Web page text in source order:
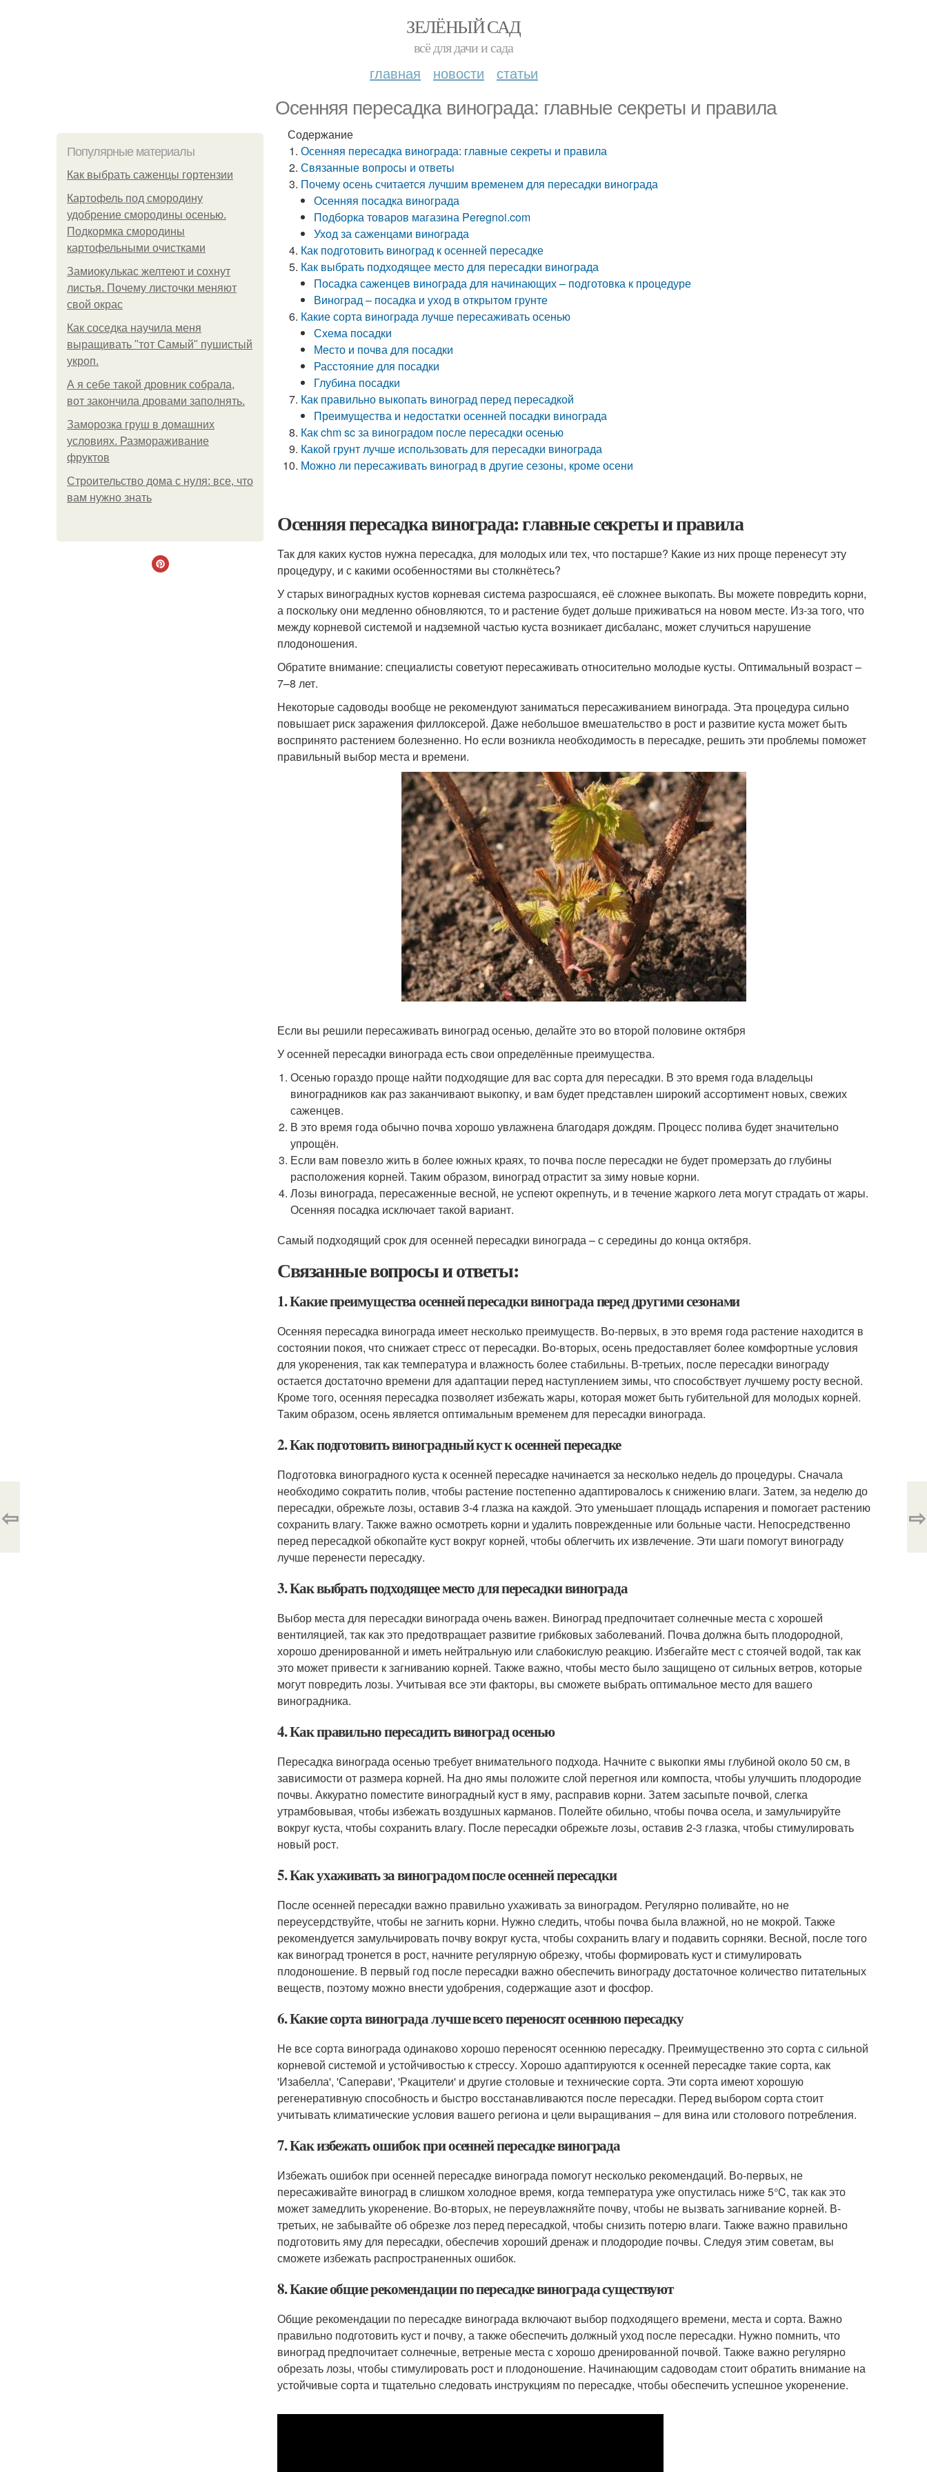
ЗЕЛЁНЫЙ САД
всё для дачи и сада
главная новости статьи
Осенняя пересадка винограда: главные секреты и правила
Популярные материалы
Как выбрать саженцы гортензии
Картофель под смородину
удобрение смородины осенью.
Подкормка смородины
картофельными очистками
Замиокулькас желтеют и сохнут
листья. Почему листочки меняют
свой окрас
Как соседка научила меня
выращивать "тот Самый" пушистый
укроп.
А я себе такой дровник собрала,
вот закончила дровами заполнять.
Заморозка груш в домашних
условиях. Размораживание
фруктов
Строительство дома с нуля: все, что
вам нужно знать
Содержание
Осенняя пересадка винограда: главные секреты и правила
Связанные вопросы и ответы
Почему осень считается лучшим временем для пересадки винограда
Осенняя посадка винограда
Подборка товаров магазина Peregnoi.com
Уход за саженцами винограда
Как подготовить виноград к осенней пересадке
Как выбрать подходящее место для пересадки винограда
Посадка саженцев винограда для начинающих – подготовка к процедуре
Виноград – посадка и уход в открытом грунте
Какие сорта винограда лучше пересаживать осенью
Схема посадки
Место и почва для посадки
Расстояние для посадки
Глубина посадки
Как правильно выкопать виноград перед пересадкой
Преимущества и недостатки осенней посадки винограда
Как chm sc за виноградом после пересадки осенью
Какой грунт лучше использовать для пересадки винограда
Можно ли пересаживать виноград в другие сезоны, кроме осени
Осенняя пересадка винограда: главные секреты и правила
Так для каких кустов нужна пересадка, для молодых или тех, что постарше? Какие из них проще перенесут эту
процедуру, и с какими особенностями вы столкнётесь?
У старых виноградных кустов корневая система разросшаяся, её сложнее выкопать. Вы можете повредить корни,
а поскольку они медленно обновляются, то и растение будет дольше приживаться на новом месте. Из-за того, что
между корневой системой и надземной частью куста возникает дисбаланс, может случиться нарушение
плодоношения.
Обратите внимание: специалисты советуют пересаживать относительно молодые кусты. Оптимальный возраст –
7–8 лет.
Некоторые садоводы вообще не рекомендуют заниматься пересаживанием винограда. Эта процедура сильно
повышает риск заражения филлоксерой. Даже небольшое вмешательство в рост и развитие куста может быть
воспринято растением болезненно. Но если возникла необходимость в пересадке, решить эти проблемы поможет
правильный выбор места и времени.
Если вы решили пересаживать виноград осенью, делайте это во второй половине октября
У осенней пересадки винограда есть свои определённые преимущества.
Осенью гораздо проще найти подходящие для вас сорта для пересадки. В это время года владельцы
виноградников как раз заканчивают выкопку, и вам будет представлен широкий ассортимент новых, свежих
саженцев.
В это время года обычно почва хорошо увлажнена благодаря дождям. Процесс полива будет значительно
упрощён.
Если вам повезло жить в более южных краях, то почва после пересадки не будет промерзать до глубины
расположения корней. Таким образом, виноград отрастит за зиму новые корни.
Лозы винограда, пересаженные весной, не успеют окрепнуть, и в течение жаркого лета могут страдать от жары.
Осенняя посадка исключает такой вариант.
Самый подходящий срок для осенней пересадки винограда – с середины до конца октября.
Связанные вопросы и ответы:
1. Какие преимущества осенней пересадки винограда перед другими сезонами
Осенняя пересадка винограда имеет несколько преимуществ. Во-первых, в это время года растение находится в
состоянии покоя, что снижает стресс от пересадки. Во-вторых, осень предоставляет более комфортные условия
для укоренения, так как температура и влажность более стабильны. В-третьих, после пересадки винограду
остается достаточно времени для адаптации перед наступлением зимы, что способствует лучшему росту весной.
Кроме того, осенняя пересадка позволяет избежать жары, которая может быть губительной для молодых корней.
Таким образом, осень является оптимальным временем для пересадки винограда.
2. Как подготовить виноградный куст к осенней пересадке
Подготовка виноградного куста к осенней пересадке начинается за несколько недель до процедуры. Сначала
необходимо сократить полив, чтобы растение постепенно адаптировалось к снижению влаги. Затем, за неделю до
пересадки, обрежьте лозы, оставив 3-4 глазка на каждой. Это уменьшает площадь испарения и помогает растению
сохранить влагу. Также важно осмотреть корни и удалить поврежденные или больные части. Непосредственно
перед пересадкой обкопайте куст вокруг корней, чтобы облегчить их извлечение. Эти шаги помогут винограду
лучше перенести пересадку.
3. Как выбрать подходящее место для пересадки винограда
Выбор места для пересадки винограда очень важен. Виноград предпочитает солнечные места с хорошей
вентиляцией, так как это предотвращает развитие грибковых заболеваний. Почва должна быть плодородной,
хорошо дренированной и иметь нейтральную или слабокислую реакцию. Избегайте мест с стоячей водой, так как
это может привести к загниванию корней. Также важно, чтобы место было защищено от сильных ветров, которые
могут повредить лозы. Учитывая все эти факторы, вы сможете выбрать оптимальное место для вашего
виноградника.
4. Как правильно пересадить виноград осенью
Пересадка винограда осенью требует внимательного подхода. Начните с выкопки ямы глубиной около 50 см, в
зависимости от размера корней. На дно ямы положите слой перегноя или компоста, чтобы улучшить плодородие
почвы. Аккуратно поместите виноградный куст в яму, расправив корни. Затем засыпьте почвой, слегка
утрамбовывая, чтобы избежать воздушных карманов. Полейте обильно, чтобы почва осела, и замульчируйте
вокруг куста, чтобы сохранить влагу. После пересадки обрежьте лозы, оставив 2-3 глазка, чтобы стимулировать
новый рост.
5. Как ухаживать за виноградом после осенней пересадки
После осенней пересадки важно правильно ухаживать за виноградом. Регулярно поливайте, но не
переусердствуйте, чтобы не загнить корни. Нужно следить, чтобы почва была влажной, но не мокрой. Также
рекомендуется замульчировать почву вокруг куста, чтобы сохранить влагу и подавить сорняки. Весной, после того
как виноград тронется в рост, начните регулярную обрезку, чтобы формировать куст и стимулировать
плодоношение. В первый год после пересадки важно обеспечить винограду достаточное количество питательных
веществ, поэтому можно внести удобрения, содержащие азот и фосфор.
6. Какие сорта винограда лучше всего переносят осеннюю пересадку
Не все сорта винограда одинаково хорошо переносят осеннюю пересадку. Преимущественно это сорта с сильной
корневой системой и устойчивостью к стрессу. Хорошо адаптируются к осенней пересадке такие сорта, как
'Изабелла', 'Саперави', 'Ркацители' и другие столовые и технические сорта. Эти сорта имеют хорошую
регенеративную способность и быстро восстанавливаются после пересадки. Перед выбором сорта стоит
учитывать климатические условия вашего региона и цели выращивания – для вина или столового потребления.
7. Как избежать ошибок при осенней пересадке винограда
Избежать ошибок при осенней пересадке винограда помогут несколько рекомендаций. Во-первых, не
пересаживайте виноград в слишком холодное время, когда температура уже опустилась ниже 5°C, так как это
может замедлить укоренение. Во-вторых, не переувлажняйте почву, чтобы не вызвать загнивание корней. В-
третьих, не забывайте об обрезке лоз перед пересадкой, чтобы снизить потерю влаги. Также важно правильно
подготовить яму для пересадки, обеспечив хороший дренаж и плодородие почвы. Следуя этим советам, вы
сможете избежать распространенных ошибок.
8. Какие общие рекомендации по пересадке винограда существуют
Общие рекомендации по пересадке винограда включают выбор подходящего времени, места и сорта. Важно
правильно подготовить куст и почву, а также обеспечить должный уход после пересадки. Нужно помнить, что
виноград предпочитает солнечные, ветреные места с хорошо дренированной почвой. Также важно регулярно
обрезать лозы, чтобы стимулировать рост и плодоношение. Начинающим садоводам стоит обратить внимание на
устойчивые сорта и тщательно следовать инструкциям по пересадке, чтобы обеспечить успешное укоренение.
⇦ ⇨